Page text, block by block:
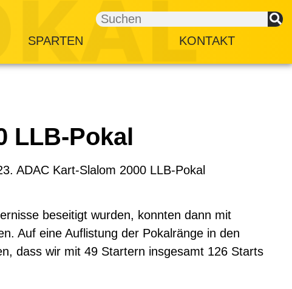
SPARTEN KONTAKT
LLB-Pokal
ADAC Kart-Slalom 2000 LLB-Pokal
beseitigt wurden, konnten dann mit
Auf eine Auflistung der Pokalränge in den
dass wir mit 49 Startern insgesamt 126 Starts